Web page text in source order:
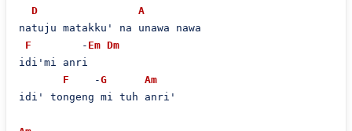
D
A
natuju matakku' na unawa nawa
F
        -
Em Dm
idi'mi anri
F
    -
G
Am
idi' tongeng mi tuh anri'